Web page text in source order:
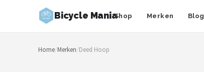
Bicycle ManiaShop Merken Blog
Zoeken
NAVIGATIE
Home/Merken/Deed Hoop